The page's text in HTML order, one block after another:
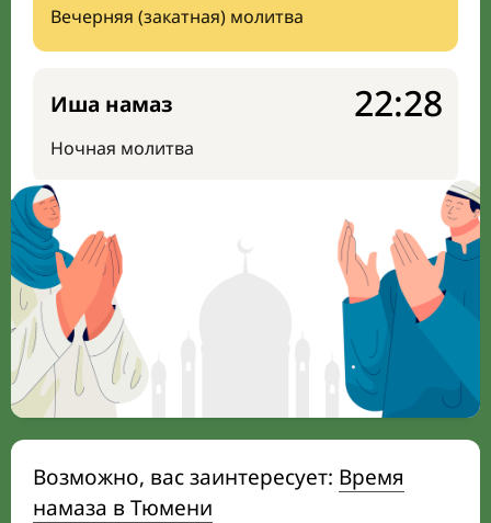
Вечерняя (закатная) молитва
Иша намаз
Ночная молитва
22:28
Возможно, вас заинтересует: Время
намаза в Тюмени